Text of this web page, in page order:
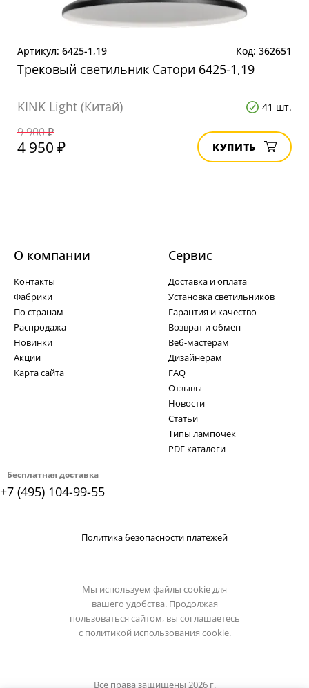
Артикул: 6425-1,19 Код: 362651
Трековый светильник Сатори 6425-1,19
KINK Light (Китай) 41 шт.
9 900 ₽
4 950 ₽ КУПИТЬ
Бесплатная доставка
+7 (495) 104-99-55
О компании
Контакты
Фабрики
По странам
Распродажа
Новинки
Акции
Карта сайта
Cервис
Доставка и оплата
Установка светильников
Гарантия и качество
Возврат и обмен
Веб-мастерам
Дизайнерам
FAQ
Отзывы
Новости
Статьи
Типы лампочек
PDF каталоги
Политика безопасности платежей
Мы используем файлы cookie для
вашего удобства. Продолжая
пользоваться сайтом, вы соглашаетесь
с политикой использования cookie.
Все права защищены 2026 г.